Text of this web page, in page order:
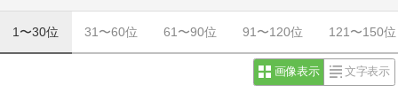
1〜30位 31〜60位 61〜90位 91〜120位 121〜150位
画像表示 文字表示